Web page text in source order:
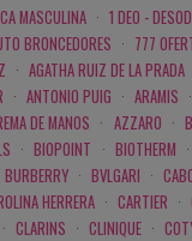
MASCULINA · 1 DEO -
BRONCEDORES · 777
· AGATHA RUIZ DE LA PRADA
· ANTONIO PUIG · ARAMIS ·
DE MANOS · AZZARO ·
· BIOPOINT · BIOTHERM ·
BURBERRY · BVLGARI ·
HERRERA · CARTIER ·
· CLARINS · CLINIQUE ·